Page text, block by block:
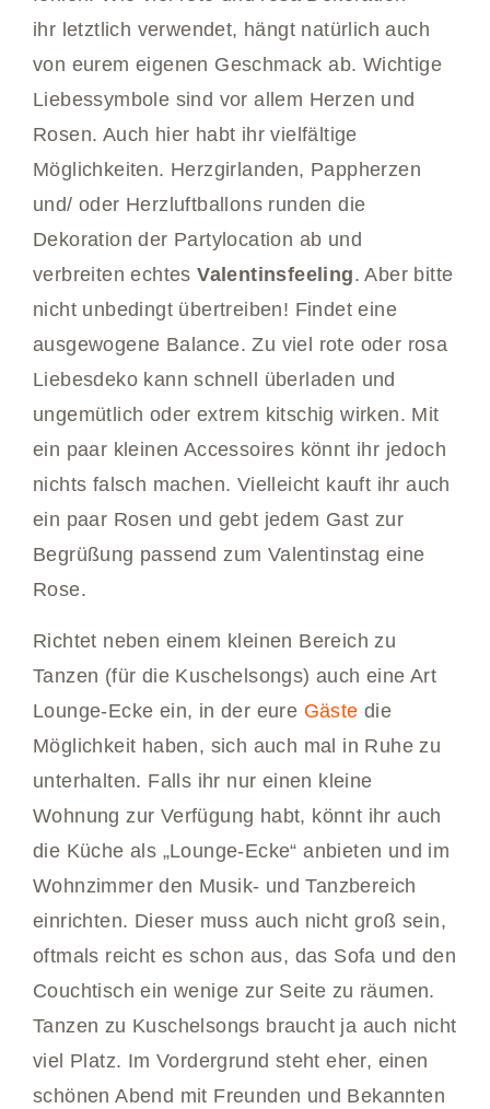
ihr letztlich verwendet, hängt natürlich auch
von eurem eigenen Geschmack ab. Wichtige
Liebessymbole sind vor allem Herzen und
Rosen. Auch hier habt ihr vielfältige
Möglichkeiten. Herzgirlanden, Pappherzen
und/ oder Herzluftballons runden die
Dekoration der Partylocation ab und
verbreiten echtesValentinsfeeling. Aber bitte
nicht unbedingt übertreiben! Findet eine
ausgewogene Balance. Zu viel rote oder rosa
Liebesdeko kann schnell überladen und
ungemütlich oder extrem kitschig wirken. Mit
ein paar kleinen Accessoires könnt ihr jedoch
nichts falsch machen. Vielleicht kauft ihr auch
ein paar Rosen und gebt jedem Gast zur
Begrüßung passend zum Valentinstag eine
Rose.
Richtet neben einem kleinen Bereich zu
Tanzen (für die Kuschelsongs) auch eine Art
Lounge-Ecke ein, in der eure Gäste die
Möglichkeit haben, sich auch mal in Ruhe zu
unterhalten. Falls ihr nur einen kleine
Wohnung zur Verfügung habt, könnt ihr auch
die Küche als „Lounge-Ecke“ anbieten und im
Wohnzimmer den Musik- und Tanzbereich
einrichten. Dieser muss auch nicht groß sein,
oftmals reicht es schon aus, das Sofa und den
Couchtisch ein wenige zur Seite zu räumen.
Tanzen zu Kuschelsongs braucht ja auch nicht
viel Platz. Im Vordergrund steht eher, einen
schönen Abend mit Freunden und Bekannten